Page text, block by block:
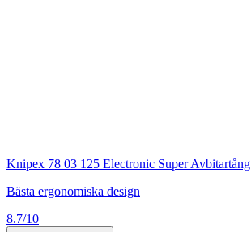
Knipex 78 03 125 Electronic Super Avbitartång
Bästa ergonomiska design
8.7/10